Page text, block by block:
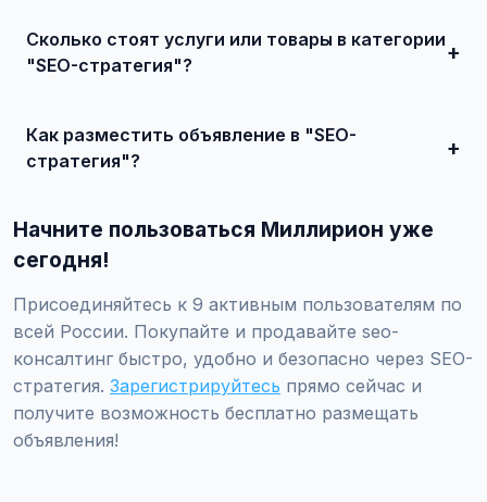
и договоритесь о сделке.
Сколько стоят услуги или товары в категории
"SEO-стратегия"?
Как разместить объявление в "SEO-
стратегия"?
/ SEO-консалтинг / SEO-стратегия", заполните форму и
опубликуйте. Первые объявления — бесплатно!
Начните пользоваться Миллирион уже
сегодня!
Присоединяйтесь к 9 активным пользователям по
всей России. Покупайте и продавайте seo-
консалтинг быстро, удобно и безопасно через SEO-
стратегия. Зарегистрируйтесь прямо сейчас и
получите возможность бесплатно размещать
объявления!